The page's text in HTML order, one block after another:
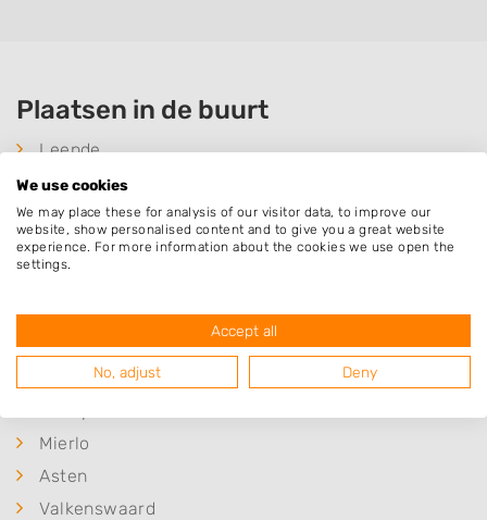
Plaatsen in de buurt
Leende
Heeze
Maarheeze
Soerendonk
Gastel
Budel
Geldrop
Mierlo
Asten
Valkenswaard
We use cookies
We may place these for analysis of our visitor data, to improve our
website, show personalised content and to give you a great website
experience. For more information about the cookies we use open the
settings.
Accept all
No, adjust Deny